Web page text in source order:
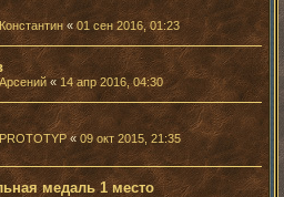
Константин«01 сен 2016, 01:23
Арсений«14 апр 2016, 04:30
PROTOTYP«09 окт 2015, 21:35
медаль 1 место